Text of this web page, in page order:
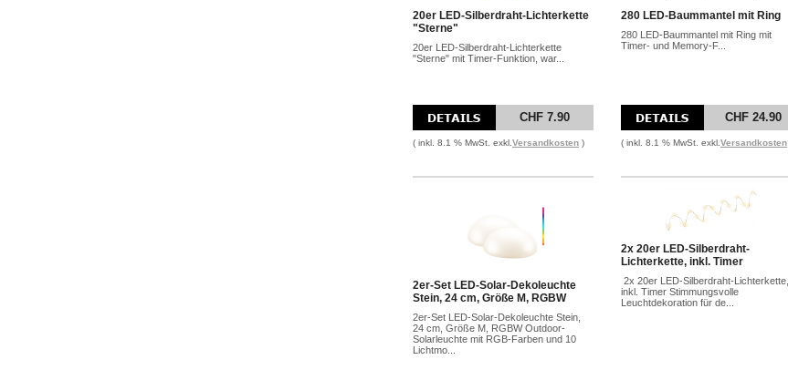
20er LED-Silberdraht-Lichterkette
"Sterne"
20er LED-Silberdraht-Lichterkette
"Sterne" mit Timer-Funktion, war...
CHF 7.90
( inkl. 8.1 % MwSt. exkl. Versandkosten )
280 LED-Baummantel mit Ring
280 LED-Baummantel mit Ring mit
Timer- und Memory-F...
CHF 24.90
( inkl. 8.1 % MwSt. exkl. Versandkosten
2er-Set LED-Solar-Dekoleuchte
Stein, 24 cm, Größe M, RGBW
2er-Set LED-Solar-Dekoleuchte Stein,
24 cm, Größe M, RGBW Outdoor-
Solarleuchte mit RGB-Farben und 10
Lichtmo...
2x 20er LED-Silberdraht-
Lichterkette, inkl. Timer
2x 20er LED-Silberdraht-Lichterkette,
inkl. Timer Stimmungsvolle
Leuchtdekoration für de...